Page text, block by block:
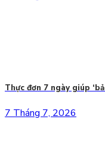
Thực đơn 7 ngày giúp
7 Tháng 7, 2026